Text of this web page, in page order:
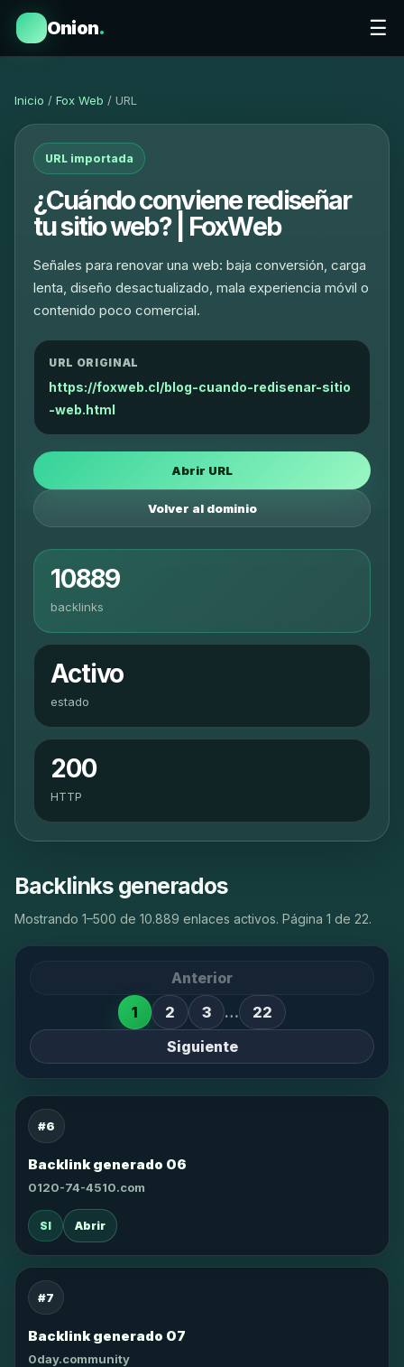
Onion. ☰
Inicio / Fox Web / URL
URL importada
¿Cuándo conviene rediseñar
tu sitio web? | FoxWeb
Señales para renovar una web: baja conversión, carga
lenta, diseño desactualizado, mala experiencia móvil o
contenido poco comercial.
URL ORIGINAL
https://foxweb.cl/blog-cuando-redisenar-sitio
-web.html
Abrir URL
Volver al dominio
10889
backlinks
Activo
estado
200
HTTP
Backlinks generados
Mostrando 1–500 de 10.889 enlaces activos. Página 1 de 22.
Anterior
1
2 3 …
22
Siguiente
#6
Backlink generado 06
0120-74-4510.com
SI Abrir
#7
Backlink generado 07
0day.community